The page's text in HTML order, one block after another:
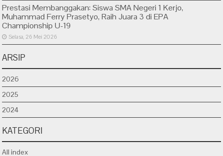
Prestasi Membanggakan: Siswa SMA Negeri 1 Kerjo,
Muhammad Ferry Prasetyo, Raih Juara 3 di EPA
Championship U-19
Selasa, 26 Mei 2026
ARSIP
2026
2025
2024
KATEGORI
All index